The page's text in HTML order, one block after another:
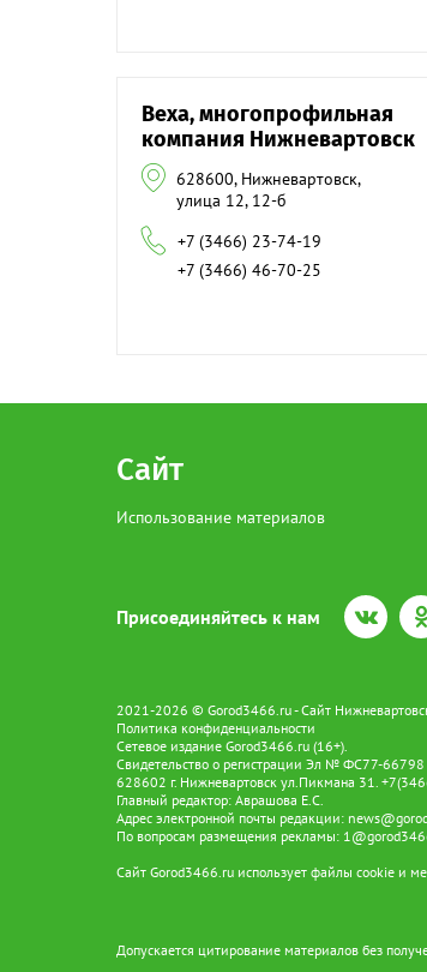
Веха, многопрофильная
компания Нижневартовск
628600, Нижневартовск,
улица 12, 12-б
+7 (3466) 23-74-19
+7 (3466) 46-70-25
Сайт
Использование материалов
Присоединяйтесь к нам
2021-2026 © Gorod3466.ru - Сайт
Политика конфиденциальности
Сетевое издание Gorod3466.ru (16+).
Свидетельство о регистрации Эл № ФС77-
628602 г. Нижневартовск ул.Пикмана 31.
Главный редактор: Аврашова Е.С.
Адрес электронной почты редакции:
По вопросам размещения рекламы:
Сайт Gorod3466.ru использует файлы cookie и
Допускается цитирование материалов без